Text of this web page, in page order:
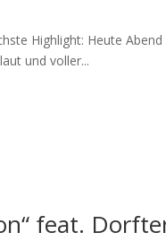
Highlight: Heute
und voller...
feat.